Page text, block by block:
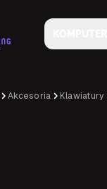
Akcesoria Klawiatury